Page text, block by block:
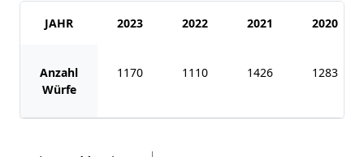
JAHR 2023 2022 2021 2020
Anzahl
Würfe
1170 1110 1426 1283